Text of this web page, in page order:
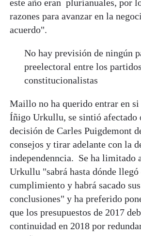
este año eran plurianuales, por
razones para avanzar en la
acuerdo".
No hay previsión de ningún
preelectoral entre los partidos
constitucionalistas
Maillo no ha querido entrar en
Íñigo Urkullu, se sintió afectado
decisión de Carles Puigdemont
consejos y tirar adelante con la
independenncia. Se ha limitado
Urkullu "sabrá hasta dónde llegó
cumplimiento y habrá sacado
conclusiones" y ha preferido
que los presupuestos de 2017
continuidad en 2018 por